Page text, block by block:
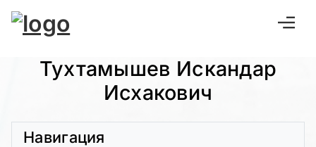
Тухтамышев Искандар
Исхакович
Навигация